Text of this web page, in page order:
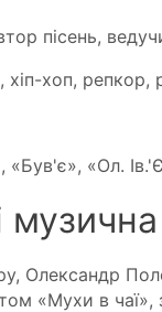
пісень,
хоп,
«Був'є», «Ол.
Олександр
«Мухи в